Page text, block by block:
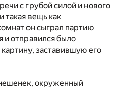
с грубой силой и нового
такая вещь как
он сыграл партию
и отправился было
заставившую его
окруженный